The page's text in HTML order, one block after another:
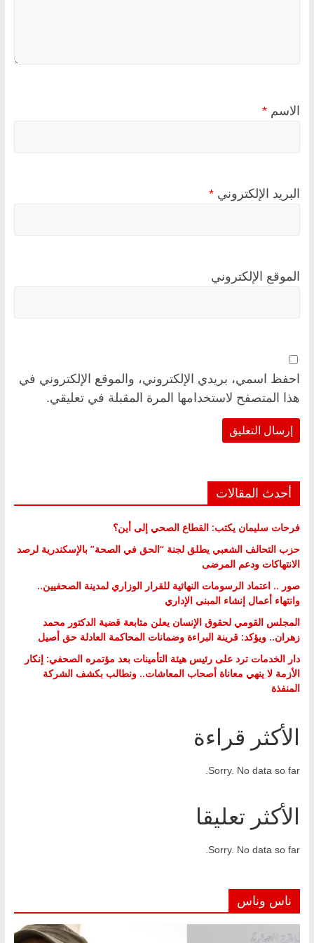
الاسم *
البريد الإلكتروني *
الموقع الإلكتروني
احفظ اسمي، بريدي الإلكتروني، والموقع الإلكتروني في
هذا المتصفح لاستخدامها المرة المقبلة في تعليقي.
أحدث المقالات
فرحات سليمان يكتب: القطاع الصحي إلى أين؟
حزب التحالف الشعبي يطلق لجنة “الحق في الصحة” بالإسكندرية لرصد
الانتهاكات ودعم المرضى
صور .. اعتماد الرسومات النهائية للقرار الوزاري لمدينة الصحفيين..
وانتهاء أعمال إنشاء المبنى الإداري
المجلس القومي لحقوق الإنسان يعلن متابعة قضية الدكتور محمد
زهران.. ويؤكد: قرينة البراءة وضمانات المحاكمة العادلة حق أصيل
دار الخدمات ترد على رئيس هيئة التأمينات بعد مؤتمره الصحفي: إنكار
الأزمة لا ينهي معاناة أصحاب المعاشات.. ونطالب بكشف الشركة
المنفذة
الأكثر قراءة
Sorry. No data so far.
الأكثر تعليقا
Sorry. No data so far.
ناس وناس